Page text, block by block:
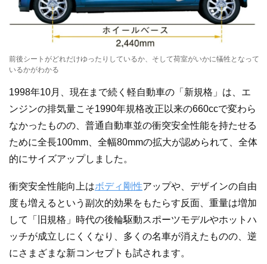
前後シートがどれだけゆったりしているか、そして荷室がいかに犠牲となって
いるかがわかる
1998年10月、現在まで続く軽自動車の「新規格」は、エ
ンジンの排気量こそ1990年規格改正以来の660ccで変わら
なかったものの、普通自動車並の衝突安全性能を持たせる
ために全長100mm、全幅80mmの拡大が認められて、全体
的にサイズアップしました。
衝突安全性能向上はボディ剛性アップや、デザインの自由
度も増えるという副次的効果をもたらす反面、重量は増加
して「旧規格」時代の後輪駆動スポーツモデルやホットハ
ッチが成立しにくくなり、多くの名車が消えたものの、逆
にさまざまな新コンセプトも試されます。